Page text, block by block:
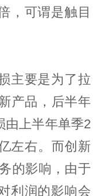
，可谓是触目
主要是为了拉
产品，后半年
由上半年单季2
左右。而创新
的影响，由于
利润的影响会